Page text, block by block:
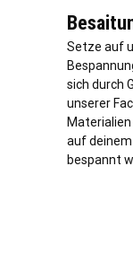
Setze auf
sich durch
unserer
auf
bespannt